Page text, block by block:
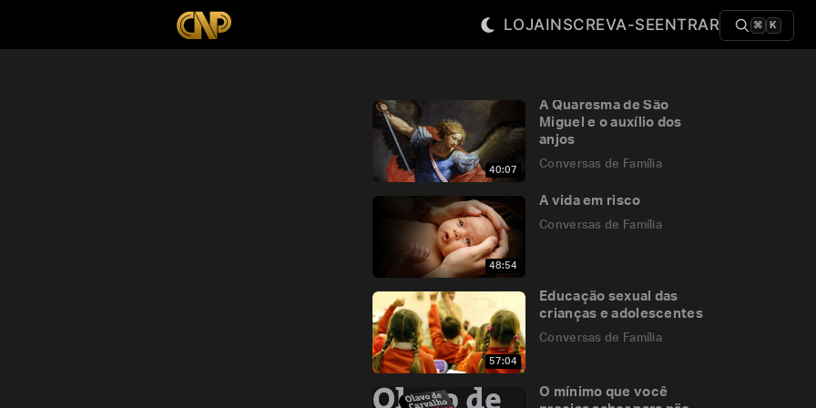
LOJAINSCREVA-SEENTRAR ⌘ K
40:07
A Quaresma de São
Miguel e o auxílio dos
anjos
Conversas de Família
48:54
A vida em risco
Conversas de Família
57:04
Educação sexual das
crianças e adolescentes
Conversas de Família
O mínimo que você